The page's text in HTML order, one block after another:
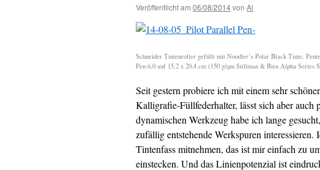
Veröffentlicht am 06/08/2014von Al
Schneider Tintenroller gefüllt mit Noodler’s Polar Black Tinte,
Pen 6,0 auf 15,2 x 20,4 cm (150 g/qm Stillman & Birn Alpha Series
Seit gestern probiere ich mit einem sehr
Kalligrafie-Füllfederhalter, lässt sich aber
dynamischen Werkzeug habe ich lange
zufällig entstehende Werkspuren
Tintenfass mitnehmen, das ist mir einfach zu
einstecken. Und das Linienpotenzial ist